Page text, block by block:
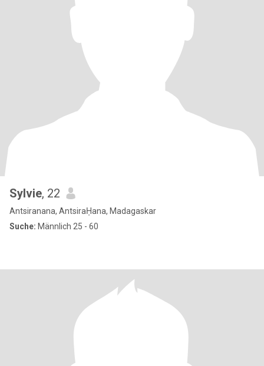
Sylvie, 22
Antsiranana, AntsiraḤana, Madagaskar
Suche: Männlich 25 - 60